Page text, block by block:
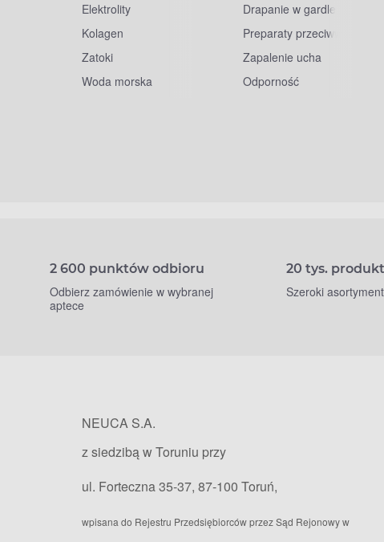
Elektrolity
Kolagen
Zatoki
Woda morska
Drapanie w gardle
Preparaty przeciwwirusowe
Zapalenie ucha
Odporność
2 600 punktów odbioru
Odbierz zamówienie w wybranej
aptece
20 tys.
Szeroki
NEUCA S.A.
z siedzibą w Toruniu przy
ul. Forteczna 35-37, 87-100 Toruń,
wpisana do Rejestru Przedsiębiorców przez Sąd Rejonowy w